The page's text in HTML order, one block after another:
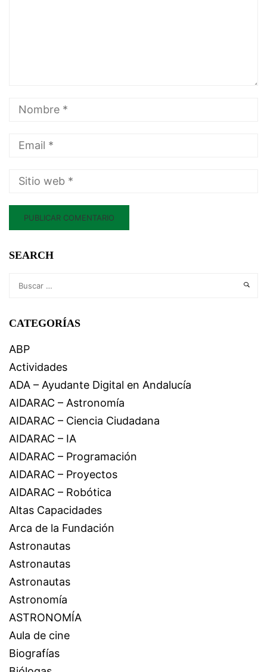
SEARCH
CATEGORÍAS
ABP
Actividades
ADA – Ayudante Digital en Andalucía
AIDARAC – Astronomía
AIDARAC – Ciencia Ciudadana
AIDARAC – IA
AIDARAC – Programación
AIDARAC – Proyectos
AIDARAC – Robótica
Altas Capacidades
Arca de la Fundación
Astronautas
Astronautas
Astronautas
Astronomía
ASTRONOMÍA
Aula de cine
Biografías